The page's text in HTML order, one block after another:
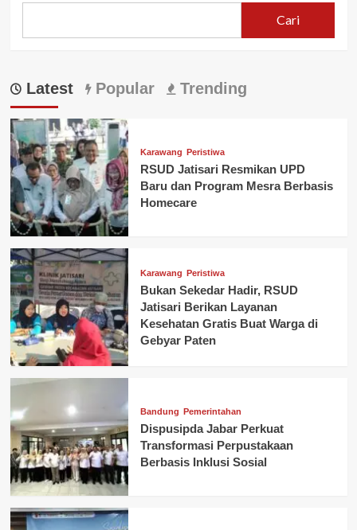
Cari
Latest Popular Trending
Karawang Peristiwa
RSUD Jatisari Resmikan UPD
Baru dan Program Mesra Berbasis
Homecare
Karawang Peristiwa
Bukan Sekedar Hadir, RSUD
Jatisari Berikan Layanan
Kesehatan Gratis Buat Warga di
Gebyar Paten
Bandung Pemerintahan
Dispusipda Jabar Perkuat
Transformasi Perpustakaan
Berbasis Inklusi Sosial